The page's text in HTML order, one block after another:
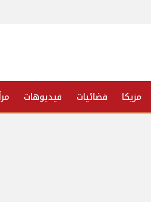
مزيكا فضائيات فيديوهات